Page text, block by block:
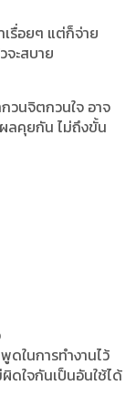
เรื่อยๆ แต่ก็จ่าย
จะสบาย
วนจิตกวนใจ อาจ
ลคุยกัน ไม่ถึงขั้น
ดในการทำงานไว้
ดใจกันเป็นอันใช้ได้